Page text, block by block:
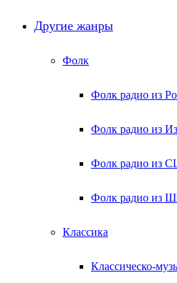
Другие жанры
Фолк
Фолк радио из
Фолк радио из
Фолк радио из
Фолк радио из
Классика
Классическо-